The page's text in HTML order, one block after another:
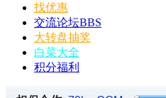
找优惠
交流论坛BBS
大转盘抽奖
白菜大全
积分福利